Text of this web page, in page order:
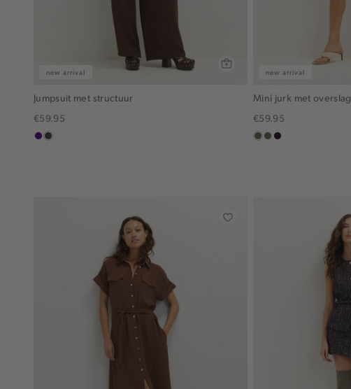
new arrival
Jumpsuit met structuur
€59.95
indigochoco
new arrival
Mini jurk met overslag
€59.95
groen,
middenbruin
bordeaux,